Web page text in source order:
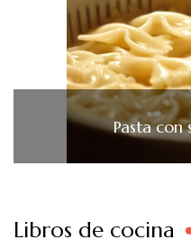
Pasta con
Libros de cocina